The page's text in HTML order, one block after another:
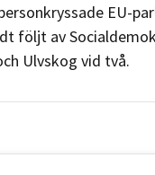
EU-
följt av
Ulvskog vid två.